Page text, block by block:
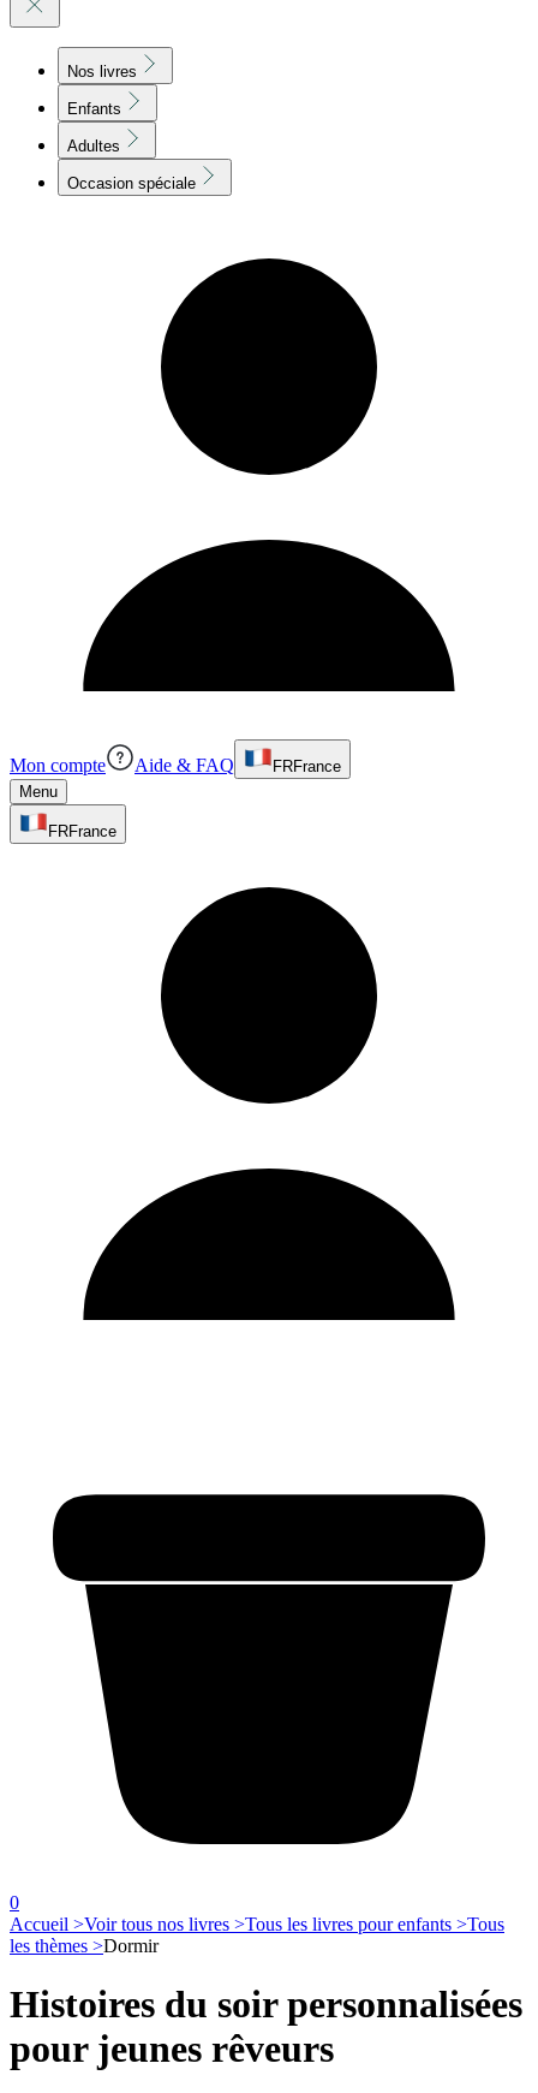
Nos livres
Enfants
Adultes
Occasion spéciale
Mon compte Aide & FAQ FRFrance
Menu
FRFrance
0
Accueil >Voir tous nos livres >Tous les livres pour enfants >Tous
les thèmes >Dormir
Histoires du soir personnalisées
pour jeunes rêveurs